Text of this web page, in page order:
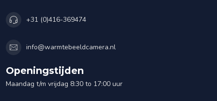
+31 (0)416-369474
info@warmtebeeldcamera.nl
Openingstijden
Maandag t/m vrijdag 8:30 to 17:00 uur